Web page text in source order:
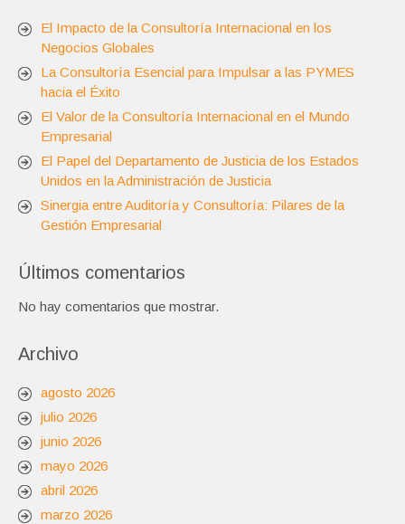
El Impacto de la Consultoría Internacional en los
Negocios Globales
La Consultoría Esencial para Impulsar a las PYMES
hacia el Éxito
El Valor de la Consultoría Internacional en el Mundo
Empresarial
El Papel del Departamento de Justicia de los Estados
Unidos en la Administración de Justicia
Sinergia entre Auditoría y Consultoría: Pilares de la
Gestión Empresarial
Últimos comentarios
No hay comentarios que mostrar.
Archivo
agosto 2026
julio 2026
junio 2026
mayo 2026
abril 2026
marzo 2026